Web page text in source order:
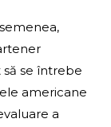
se întrebe
americane
a